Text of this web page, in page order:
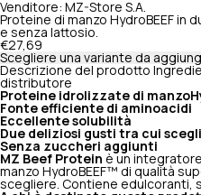
Venditore: MZ-Store S.A.
Proteine di manzo HydroBEEF in
e senza lattosio.
€27,69
Scegliere una variante da
Descrizione del prodotto
distributore
Proteine idrolizzate di manzo
Fonte efficiente di aminoacidi
Eccellente solubilità
Due deliziosi gusti tra cui
Senza zuccheri aggiunti
MZ Beef Protein è un
manzo HydroBEEF™ di qualità
scegliere. Contiene edulcoranti,